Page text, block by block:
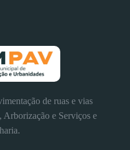
de ruas e vias
Arborização e Serviços e